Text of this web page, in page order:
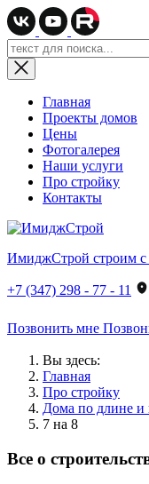
Главная
Проекты домов
Цены
Фотогалерея
Наши услуги
Про стройку
Контакты
ИмиджСтрой строим с
+7 (347) 298 - 77 - 11
Позвонить мне
Вы здесь:
Главная
Про стройку
Дома по длине
7 на 8
Все о